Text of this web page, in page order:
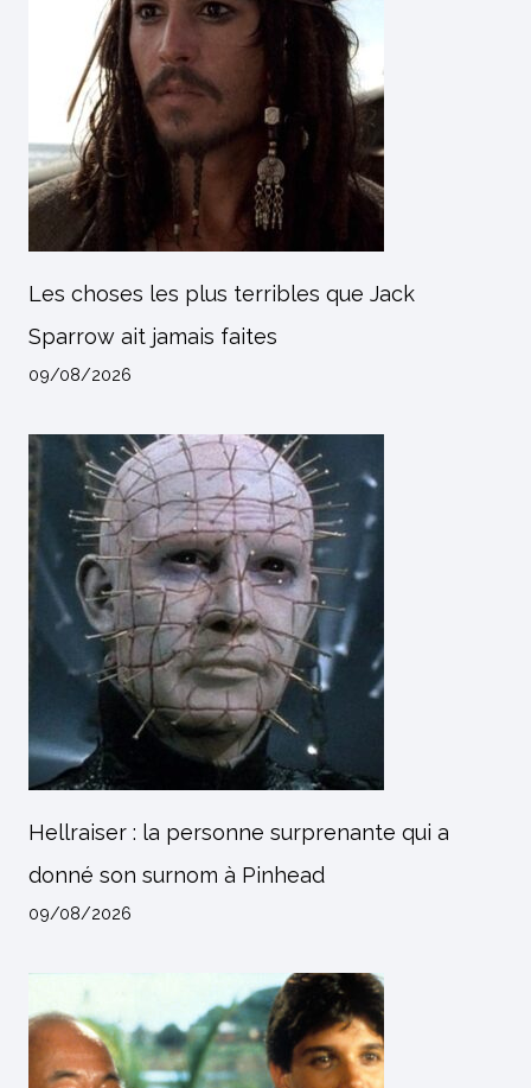
Les choses les plus terribles que Jack
Sparrow ait jamais faites
09/08/2026
Hellraiser : la personne surprenante qui a
donné son surnom à Pinhead
09/08/2026